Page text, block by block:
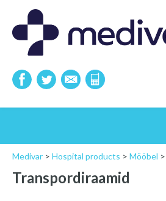
Medivar > Hospital products > Mööbel >
Transpordiraamid